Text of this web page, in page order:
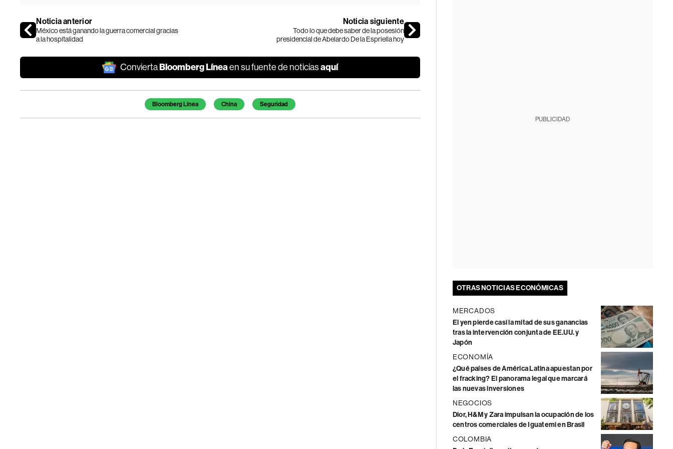
Noticia anterior
México está ganando la guerra comercial gracias
a la hospitalidad
Noticia siguiente
Todo lo que debe saber de la posesión
presidencial de Abelardo De la Espriella hoy
ConviertaBloomberg Líneaen su fuente de noticiasaquí
Bloomberg Línea China Seguridad
PUBLICIDAD
OTRAS NOTICIAS ECONÓMICAS
MERCADOS
El yen pierde casi la mitad de sus ganancias
tras la intervención conjunta de EE.UU. y
Japón
ECONOMÍA
¿Qué países de América Latina apuestan por
el fracking? El panorama legal que marcará
las nuevas inversiones
NEGOCIOS
Dior, H&M y Zara impulsan la ocupación de los
centros comerciales de Iguatemi en Brasil
COLOMBIA